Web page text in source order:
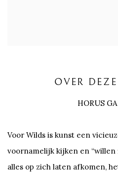
OVER
HORUS
Voor Wilds is kunst een
voornamelijk kijken en “willen
alles op zich laten afkomen,